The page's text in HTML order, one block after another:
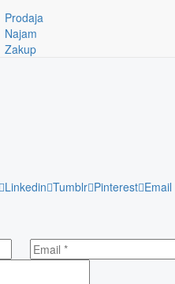
Prodaja
Najam
Zakup
Linkedin Tumblr Pinterest Email